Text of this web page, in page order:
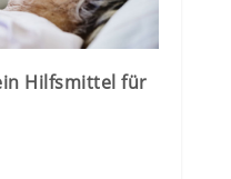
Hilfsmittel für